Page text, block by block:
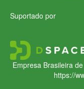
Suportado por
Empresa Brasileira
https://